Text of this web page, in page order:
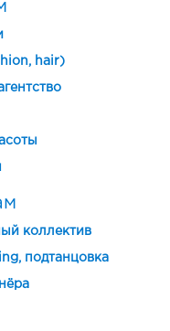
hair)
коллектив
подтанцовка